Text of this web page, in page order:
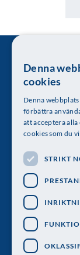
Kungl.
Besöksadress:
Telefon: 08-
Denna
cookies
Denna
förbättra
att acceptera
cookies som du
STRIKT